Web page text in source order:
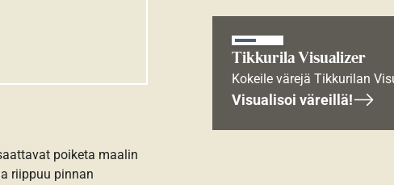
poiketa maalin
riippuu pinnan
Tikkurila Visualizer
Kokeile värejä Tikkurilan
Visualisoi väreillä!